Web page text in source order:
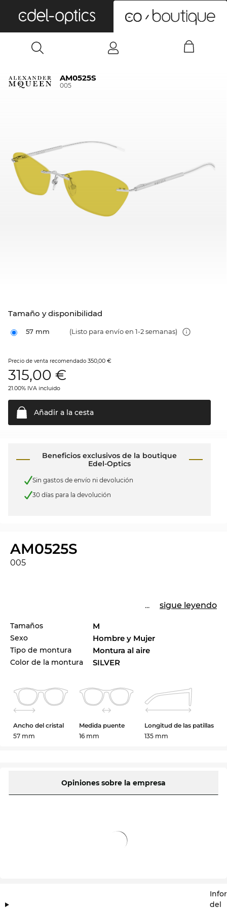
AM0525S
005
Tamaño y disponibilidad
57 mm (Listo para envío en 1-2 semanas)
Precio de venta recomendado 350,00 €
315,00 €
21.00% IVA incluido
Añadir a la cesta
Beneficios exclusivos de la boutique
Edel-Optics
Sin gastos de envío ni devolución
30 días para la devolución
AM0525S
005
... sigue leyendo
Tamaños M
Sexo Hombre y Mujer
Tipo de montura Montura al aire
Color de la montura SILVER
Ancho del cristal
57 mm
Medida puente
16 mm
Longitud de las patillas
135 mm
Opiniones sobre la empresa
del